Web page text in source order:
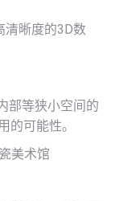
清晰度的3D数
部等狭小空间的
的可能性。
美术馆